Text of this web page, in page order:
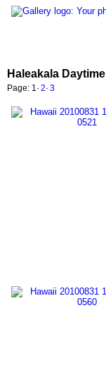
Haleakala Daytime
Page: 1 · 2· 3